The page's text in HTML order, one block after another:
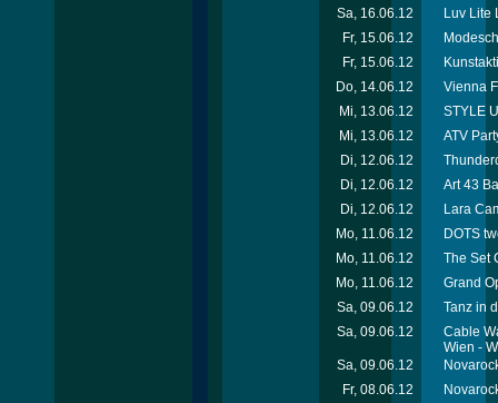
Sa, 16.06.12
Luv Lite
Fr, 15.06.12
Fr, 15.06.12
Do, 14.06.12
Vienna
Mi, 13.06.12
STYLE
Mi, 13.06.12
ATV
Di, 12.06.12
Di, 12.06.12
Art 43
Di, 12.06.12
Lara
Mo, 11.06.12
DOTS
Mo, 11.06.12
The Set
Mo, 11.06.12
Grand
Sa, 09.06.12
Tanz in
Sa, 09.06.12
Cable
Wien -
Sa, 09.06.12
Fr, 08.06.12